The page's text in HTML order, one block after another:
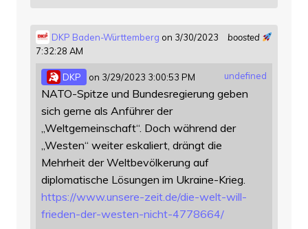
boosted
DKP Baden-Württemberg on 3/30/2023
7:32:28 AM
undefined
DKP on 3/29/2023 3:00:53 PM
NATO-Spitze und Bundesregierung geben
sich gerne als Anführer der
„Weltgemeinschaft“. Doch während der
„Westen“ weiter eskaliert, drängt die
Mehrheit der Weltbevölkerung auf
diplomatische Lösungen im Ukraine-Krieg.
https://www.unsere-zeit.de/die-welt-will-
frieden-der-westen-nicht-4778664/